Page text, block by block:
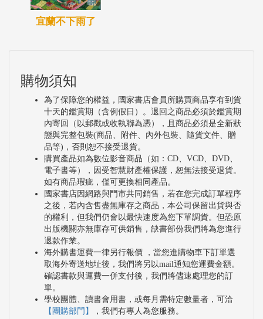
宜蘭不下雨了
購物須知
為了保障您的權益，國家書店會員所購買商品享有到貨
十天的鑑賞期（含例假日）。退回之商品必須於鑑賞期
內寄回（以郵戳或收執聯為憑），且商品必須是全新狀
態與完整包裝(商品、附件、內外包裝、隨貨文件、贈
品等)，否則恕不接受退貨。
購買產品如為數位影音商品（如：CD、VCD、DVD、
電子書等），因受智慧財產權保護，恕無法接受退貨。
如有商品瑕疵，僅可更換相同產品。
國家書店因網路與門市共同銷售，若在您完成訂單程序
之後，若內含售盡無庫存之商品，本公司保留出貨與否
的權利，但我們仍會以最快速度為您下單調貨。但恐原
出版機關亦無庫存可供銷售，缺書部份我們將為您進行
退款作業。
海外購書運費一律另行報價 ，當您進購物車下訂單選
取海外寄送地址後，我們將另以mail通知您運費金額。
確認書款與運費一併支付後，我們將儘速處理您的訂
單。
學校團體、讀書會用書，或每月需特定數量者，可洽
【團購部門】
，我們有專人為您服務。